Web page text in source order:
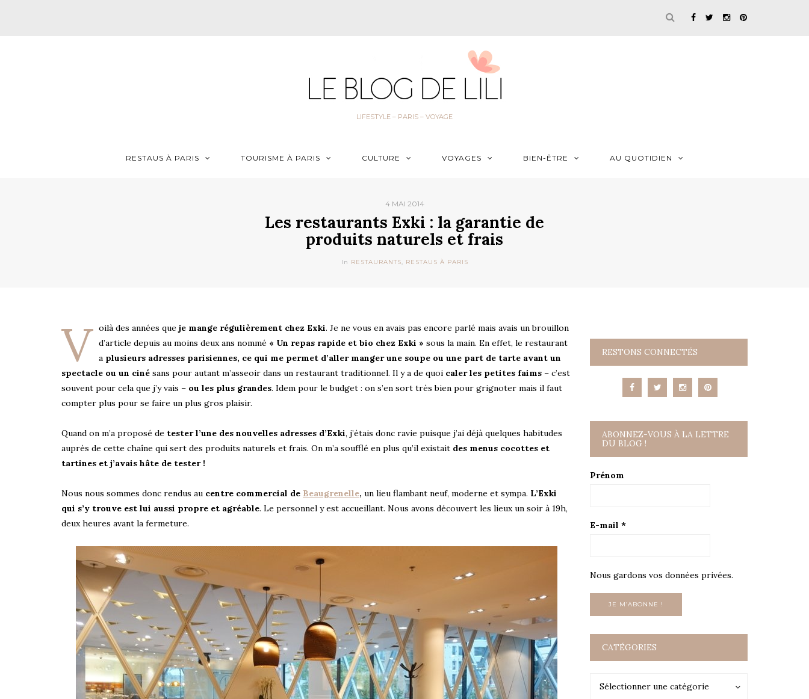
LIFESTYLE – PARIS – VOYAGE
RESTAUS À PARIS TOURISME À PARIS CULTURE VOYAGES BIEN-ÊTRE AU QUOTIDIEN
4 MAI 2014
Les restaurants Exki : la garantie de
produits naturels et frais
In RESTAURANTS, RESTAUS À PARIS
V oilà des années que je mange régulièrement chez Exki. Je ne vous en avais pas encore parlé mais avais un brouillon
d’article depuis au moins deux ans nommé « Un repas rapide et bio chez Exki » sous la main. En effet, le restaurant
a plusieurs adresses parisiennes, ce qui me permet d’aller manger une soupe ou une part de tarte avant un
spectacle ou un ciné sans pour autant m’asseoir dans un restaurant traditionnel. Il y a de quoi caler les petites faims – c’est
souvent pour cela que j’y vais – ou les plus grandes. Idem pour le budget : on s’en sort très bien pour grignoter mais il faut
compter plus pour se faire un plus gros plaisir.
Quand on m’a proposé de tester l’une des nouvelles adresses d’Exki, j’étais donc ravie puisque j’ai déjà quelques habitudes
auprès de cette chaîne qui sert des produits naturels et frais. On m’a soufflé en plus qu’il existait des menus cocottes et
tartines et j’avais hâte de tester !
Nous nous sommes donc rendus au centre commercial de Beaugrenelle, un lieu flambant neuf, moderne et sympa. L’Exki
qui s’y trouve est lui aussi propre et agréable. Le personnel y est accueillant. Nous avons découvert les lieux un soir à 19h,
deux heures avant la fermeture.
RESTONS CONNECTÉS
ABONNEZ-VOUS À LA LETTRE
DU BLOG !
Prénom
E-mail *
Nous gardons vos données privées.
CATÉGORIES
Sélectionner une catégorie
Catégories